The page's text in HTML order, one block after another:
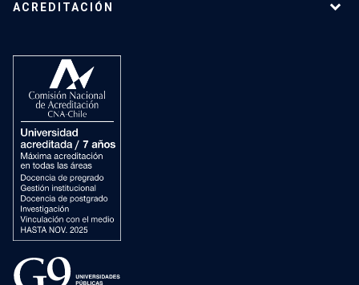
ACREDITACIÓN